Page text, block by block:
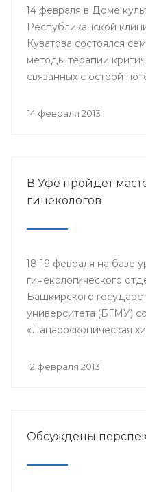
14 февраля в Доме
Республиканской
Куватова состоялся
методы терапии
связанных с острой
лечебной работе,
14 февраля 2013
В Уфе пройдет
гинекологов
18-19 февраля на базе
гинекологического
Башкирского
университета (БГМУ)
«Лапароскопическая
врачи урологи,
12 февраля 2013
Обсуждены